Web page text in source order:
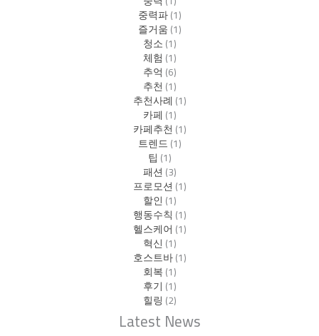
중력파(1)
즐거움(1)
청소(1)
체험 (1)
추억 (6)
추천(1)
추천사례 (1)
카페 (1)
카페추천(1)
트렌드(1)
팁 (1)
패션(3)
프로모션(1)
할인(1)
행동수칙 (1)
헬스케어 (1)
혁신(1)
호스트바(1)
회복(1)
후기 (1)
힐링 (2)
Latest News